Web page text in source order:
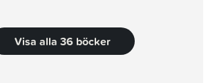
Visa alla 36 böcker